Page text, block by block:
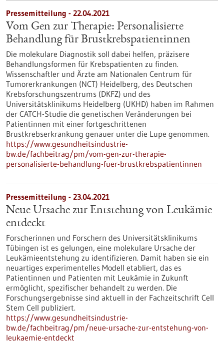
Pressemitteilung - 22.04.2021
Vom Gen zur Therapie: Personalisierte
Behandlung für Brustkrebspatientinnen
Die molekulare Diagnostik soll dabei helfen, präzisere
Behandlungsformen für Krebspatienten zu finden.
Wissenschaftler und Ärzte am Nationalen Centrum für
Tumorerkrankungen (NCT) Heidelberg, des Deutschen
Krebsforschungszentrums (DKFZ) und des
Universitätsklinikums Heidelberg (UKHD) haben im Rahmen
der CATCH-Studie die genetischen Veränderungen bei
Patientinnen mit einer fortgeschrittenen
Brustkrebserkrankung genauer unter die Lupe genommen.
https://www.gesundheitsindustrie-
bw.de/fachbeitrag/pm/vom-gen-zur-therapie-
personalisierte-behandlung-fuer-brustkrebspatientinnen
Pressemitteilung - 23.04.2021
Neue Ursache zur Entstehung von Leukämie
entdeckt
Forscherinnen und Forschern des Universitätsklinikums
Tübingen ist es gelungen, eine molekulare Ursache der
Leukämieentstehung zu identifizieren. Damit haben sie ein
neuartiges experimentelles Modell etabliert, das es
Patientinnen und Patienten mit Leukämie in Zukunft
ermöglicht, spezifischer behandelt zu werden. Die
Forschungsergebnisse sind aktuell in der Fachzeitschrift Cell
Stem Cell publiziert.
https://www.gesundheitsindustrie-
bw.de/fachbeitrag/pm/neue-ursache-zur-entstehung-von-
leukaemie-entdeckt